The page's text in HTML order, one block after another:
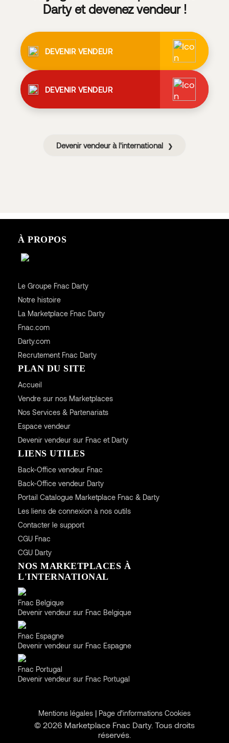
Darty et devenez vendeur !
DEVENIR VENDEUR
DEVENIR VENDEUR
Devenir vendeur à l'international ❯
À PROPOS
Le Groupe Fnac Darty
Notre histoire
La Marketplace Fnac Darty
Fnac.com
Darty.com
Recrutement Fnac Darty
PLAN DU SITE
Accueil
Vendre sur nos Marketplaces
Nos Services & Partenariats
Espace vendeur
Devenir vendeur sur Fnac et Darty
LIENS UTILES
Back-Office vendeur Fnac
Back-Office vendeur Darty
Portail Catalogue Marketplace Fnac & Darty
Les liens de connexion à nos outils
Contacter le support
CGUFnac
CGUDarty
NOS MARKETPLACES À
L'INTERNATIONAL
Fnac Belgique
Devenir vendeur sur Fnac Belgique
Fnac Espagne
Devenir vendeur sur Fnac Espagne
Fnac Portugal
Devenir vendeur sur Fnac Portugal
Mentions légales | Page d’informations Cookies
© 2026 Marketplace Fnac Darty. Tous droits
réservés.